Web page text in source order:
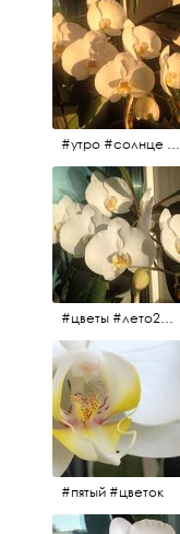
#утро #солнце #белыеночи2017 #санктпетербург #цветы #седьмойпошёл
#цветы #лето2017 #седьмойнаподходе #шестой #всегодевять
#пятый #цветок